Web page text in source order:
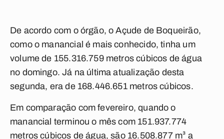
De acordo com o órgão, o Açude de Boqueirão,
como o manancial é mais conhecido, tinha um
volume de 155.316.759 metros cúbicos de água
no domingo. Já na última atualização desta
segunda, era de 168.446.651 metros cúbicos.
Em comparação com fevereiro, quando o
manancial terminou o mês com 151.937.774
metros cúbicos de água, são 16.508.877 m³ a